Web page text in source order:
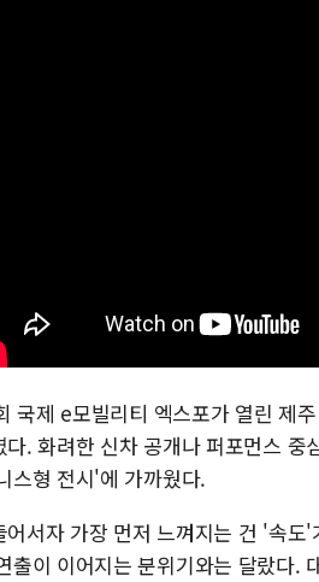
국제 e모빌리티 엑스포가 열린 제
다. 화려한 신차 공개나 퍼포먼스
스형 전시'에 가까웠다.
어서자 가장 먼저 느껴지는 건 '속
출이 이어지는 분위기와는 달랐다.